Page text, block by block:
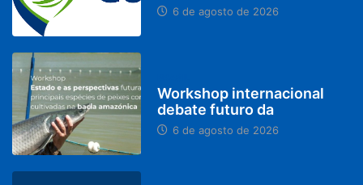
6 de agosto de 2026
Workshop internacional
debate futuro da
6 de agosto de 2026